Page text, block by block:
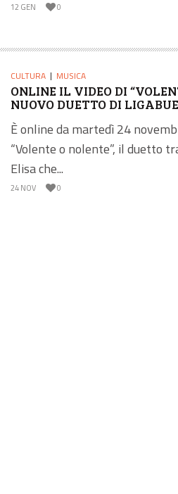
12 GEN 0
CULTURA MUSICA
ONLINE IL VIDEO DI
NUOVO DUETTO DI
È online da martedì 24
“Volente o nolente”, il duetto
Elisa che...
24 NOV 0